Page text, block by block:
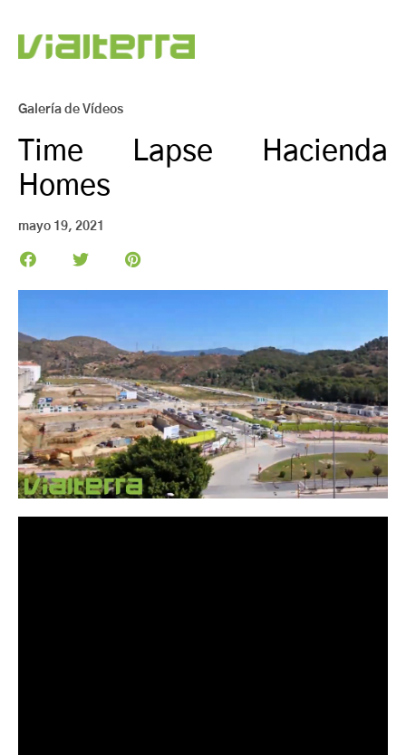
Galería de Vídeos
Time Lapse Hacienda
Homes
mayo 19, 2021